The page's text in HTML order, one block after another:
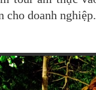
cho doanh